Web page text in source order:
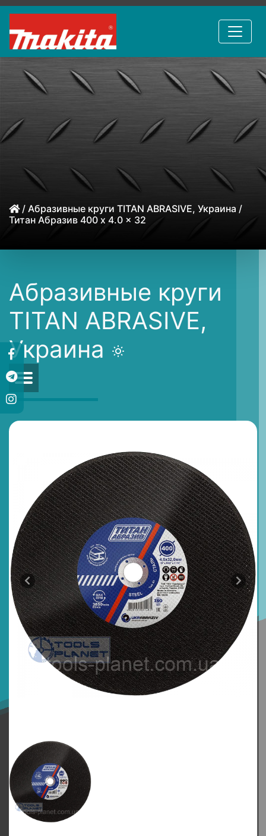
/ Абразивные круги TITAN ABRASIVE, Украина /
Титан Абразив 400 x 4.0 x 32
Абразивные круги
TITAN ABRASIVE,
Украина